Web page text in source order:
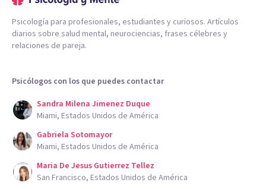
Psicología para profesionales, estudiantes y curiosos. Artículos
diarios sobre salud mental, neurociencias, frases célebres y
relaciones de pareja.
Psicólogos con los que puedes contactar
Sandra Milena Jimenez Duque
Miami, Estados Unidos de América
Gabriela Sotomayor
Miami, Estados Unidos de América
Maria De Jesus Gutierrez Tellez
San Francisco, Estados Unidos de América